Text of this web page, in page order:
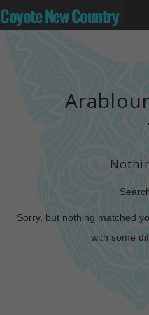
Coyote New Country
Sorry, but nothing matched
with some